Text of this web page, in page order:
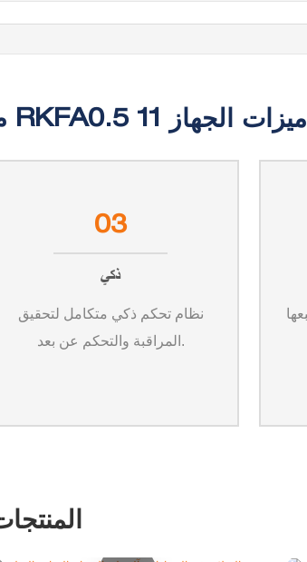
ميزات الجهاز
03
ذكي
نظام تحكم ذكي متكامل لتحقيق
المراقبة والتحكم عن بعد.